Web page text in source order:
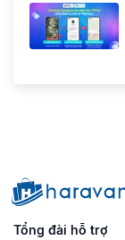
Tổng đài hỗ trợ